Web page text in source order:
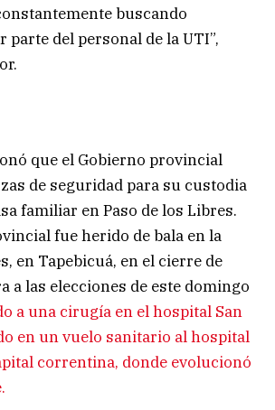
buscando
del personal de la UTI”,
que el Gobierno provincial
de seguridad para su custodia
familiar en Paso de los Libres.
fue herido de bala en la
en Tapebicuá, en el cierre de
a las elecciones de este domingo
a una cirugía en el hospital San
en un vuelo sanitario al hospital
correntina, donde evolucionó